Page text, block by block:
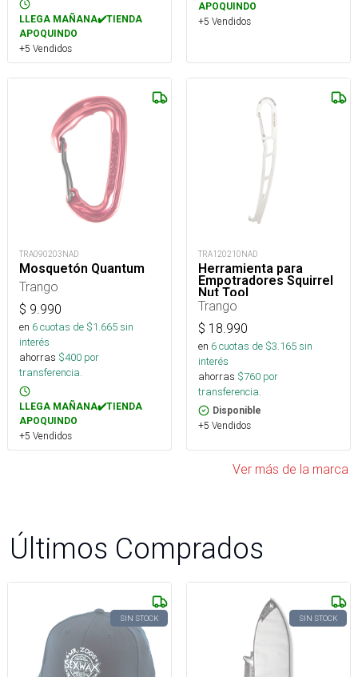
LLEGA MAÑANA✔️TIENDA
APOQUINDO
+5 Vendidos
APOQUINDO
+5 Vendidos
TRA090203NAD
Mosquetón Quantum
Trango
$ 9.990
en 6cuotas de $1.665sin
interés
ahorras $400 por
transferencia.
LLEGA MAÑANA✔️TIENDA
APOQUINDO
+5 Vendidos
TRA120210NAD
Herramienta para
Empotradores Squirrel
Nut Tool
Trango
$ 18.990
en 6cuotas de $3.165sin
interés
ahorras $760 por
transferencia.
Disponible
+5 Vendidos
Ver más de la marca
Últimos Comprados
SIN STOCK SIN STOCK